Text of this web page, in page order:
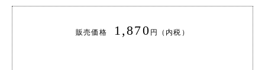
販売価格 1,870 円（内税）